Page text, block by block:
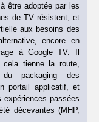
être adoptée par les
de TV résistent, et
aux besoins des
encore en
à Google TV. Il
tienne la route,
du packaging des
portail applicatif, et
passées
décevantes (MHP,